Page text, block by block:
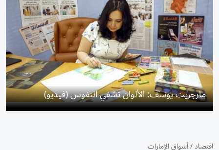
مارجريت يوسف: الألوان تشفي النفوس (فيديو)
اقتصاد/أسواق الإمارات